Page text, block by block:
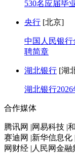
530名应届毕
央行 [北京]
中国人民银行
聘简章
湖北银行 [湖
湖北银行
合作媒体
腾讯网 |网易科技 |
赛迪网 |新华信息
网财经 |人民网金